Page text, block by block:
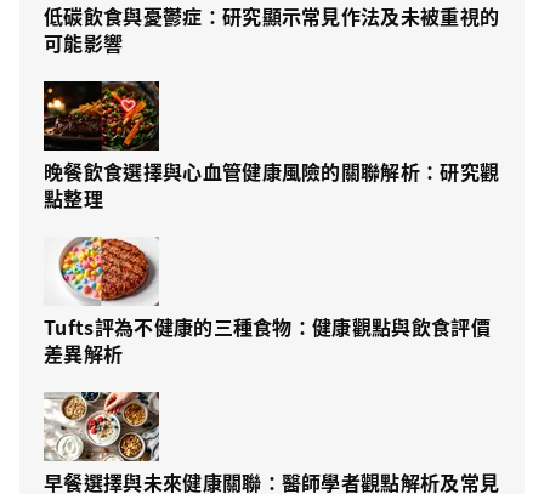
低碳飲食與憂鬱症：研究顯示常見作法及未被重視的
可能影響
晚餐飲食選擇與心血管健康風險的關聯解析：研究觀
點整理
Tufts評為不健康的三種食物：健康觀點與飲食評價
差異解析
早餐選擇與未來健康關聯：醫師學者觀點解析及常見